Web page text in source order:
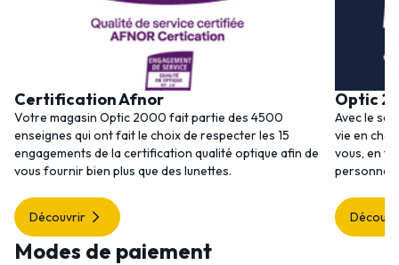
Certification Afnor
Votre magasin Optic 2000 fait partie des 4500
enseignes qui ont fait le choix de respecter les 15
engagements de la certification qualité optique afin de
vous fournir bien plus que des lunettes.
Découvrir
Optic
Avec le
vie en
vous, en
Modes de paiement